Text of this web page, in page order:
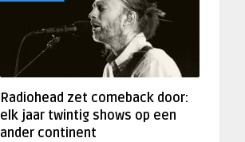
Radiohead zet comeback door:
elk jaar twintig shows op een
ander continent